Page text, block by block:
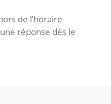
de l’horaire
réponse dès le